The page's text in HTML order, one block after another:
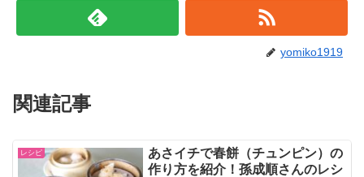
yomiko1919
関連記事
レシピ
あさイチで春餅（チュンピン）の
作り方を紹介！孫成順さんのレシ